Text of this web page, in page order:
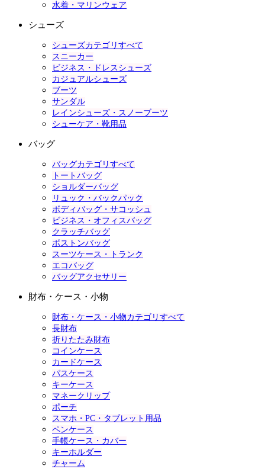
水着・マリンウェア
シューズ
シューズカテゴリすべて
スニーカー
ビジネス・ドレスシューズ
カジュアルシューズ
ブーツ
サンダル
レインシューズ・スノーブーツ
シューケア・靴用品
バッグ
バッグカテゴリすべて
トートバッグ
ショルダーバッグ
リュック・バックパック
ボディバッグ・サコッシュ
ビジネス・オフィスバッグ
クラッチバッグ
ボストンバッグ
スーツケース・トランク
エコバッグ
バッグアクセサリー
財布・ケース・小物
財布・ケース・小物カテゴリすべて
長財布
折りたたみ財布
コインケース
カードケース
パスケース
キーケース
マネークリップ
ポーチ
スマホ・PC・タブレット用品
ペンケース
手帳ケース・カバー
キーホルダー
チャーム